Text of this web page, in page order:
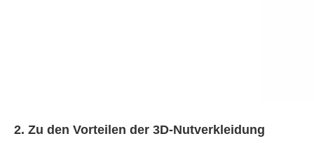
2. Zu den Vorteilen der 3D-Nutverkleidung